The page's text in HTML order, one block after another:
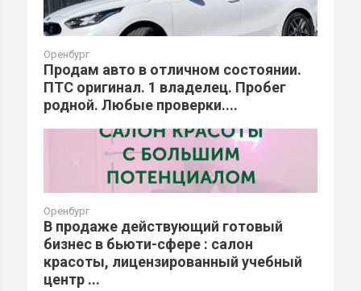
Оренбург
Продам авто в отличном состоянии.
ПТС оригинал. 1 владелец. Пробег
родной. Любые проверки....
Оренбург
В продаже действующий готовый
бизнес в бьюти-сфере : салон
красоты, лицензированный учебный
центр ...